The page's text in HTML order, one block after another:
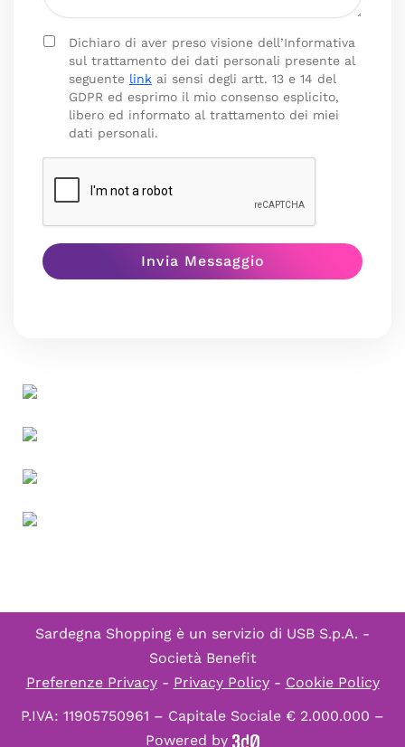
Dichiaro di aver preso visione dell’Informativa
sul trattamento dei dati personali presente al
seguente link ai sensi degli artt. 13 e 14 del
GDPR ed esprimo il mio consenso esplicito,
libero ed informato al trattamento dei miei
dati personali.
Sardegna Shopping è un servizio di USB S.p.A. -
Società Benefit
Preferenze Privacy- Privacy Policy- Cookie Policy
P.IVA: 11905750961 – Capitale Sociale € 2.000.000 –
Powered by